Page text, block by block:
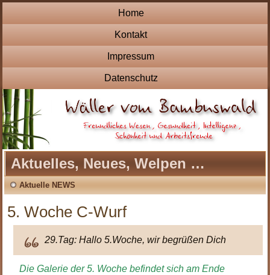
Home
Kontakt
Impressum
Datenschutz
Aktuelles, Neues, Welpen …
Aktuelle NEWS
5. Woche C-Wurf
29.Tag: Hallo 5.Woche, wir begrüßen Dich
Die Galerie der 5. Woche befindet sich am Ende